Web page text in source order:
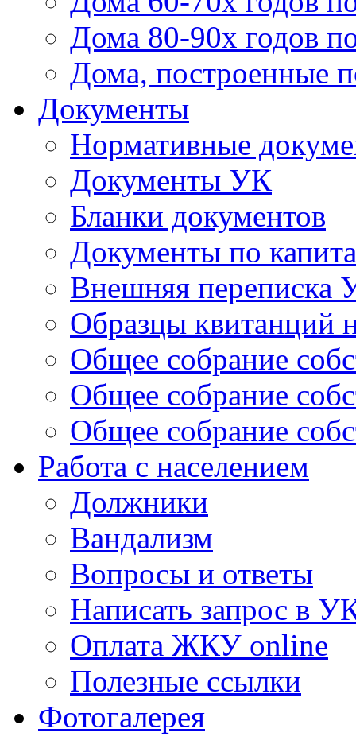
Дома 80-90х годов
Дома, построенные
Документы
Нормативные
Документы УК
Бланки документов
Документы по
Внешняя переписка
Образцы квитанций
Общее собрание
Общее собрание
Общее собрание
Работа с населением
Должники
Вандализм
Вопросы и ответы
Написать запрос в
Оплата ЖКУ online
Полезные ссылки
Фотогалерея